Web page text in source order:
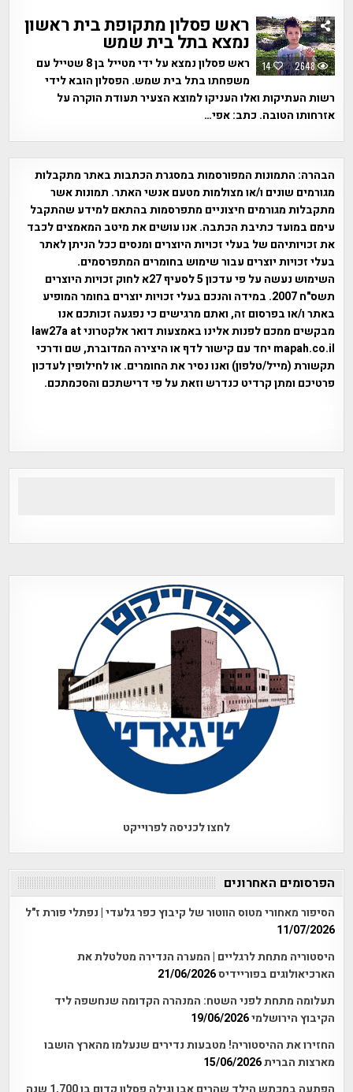
14 2648
ראש פסלון מתקופת בית ראשון
נמצא בתל בית שמש
ראש פסלון נמצא על ידי מטייל בן 8 שטייל עם
משפחתו בתל בית שמש. הפסלון הובא לידי
רשות העתיקות ואלו העניקו למוצא הצעיר תעודת הוקרה על
אזרחותו הטובה. כתב: אפי…
הבהרה: התמונות המפורסמות במסגרת הכתבות באתר מתקבלות
מגורמים שונים ו/או מצולמות מטעם אנשי האתר. תמונות אשר
מתקבלות מגורמים חיצוניים מתפרסמות בהתאם למידע שהתקבל
עימם במועד כתיבת הכתבה. אנו עושים את מיטב המאמצים לכבד
את זכויותיהם של בעלי זכויות היוצרים ומנסים ככל הניתן לאתר
בעלי זכויות יוצרים עבור שימוש בחומרים המתפרסמים.
השימוש נעשה על פי עדכון 5 לסעיף 27א לחוק זכויות היוצרים
תשס"ח 2007. במידה והנכם בעלי זכויות יוצרים בחומר המופיע
באתר ו/או בפרסום זה, ואתם מרגישים כי נפגעה זכותכם אנו
מבקשים ממכם לפנות אלינו באמצעות דואר אלקטרוני law27a at
mapah.co.il יחד עם קישור לדף או היצירה המדוברת, שם ודרכי
תקשורת (מייל/טלפון) ואנו נסיר את החומרים. או לחילופין לעדכון
פרטיכם ומתן קרדיט כנדרש וזאת על פי דרישתכם והסכמתכם.
לחצו לכניסה לפרוייקט
הפרסומים האחרונים
הסיפור מאחורי מטוס הווטור של קיבוץ כפר גלעדי | נפתלי פורת ז"ל
11/07/2026
היסטוריה מתחת לרגליים | המערה הנדירה מטלטלת את
הארכיאולוגים בפוריידיס21/06/2026
תעלומה מתחת לפני השטח: המנהרה הקדומה שנחשפה ליד
הקיבוץ הירושלמי19/06/2026
החזירו את ההיסטוריה! מטבעות נדירים שנעלמו מהארץ הושבו
מארצות הברית15/06/2026